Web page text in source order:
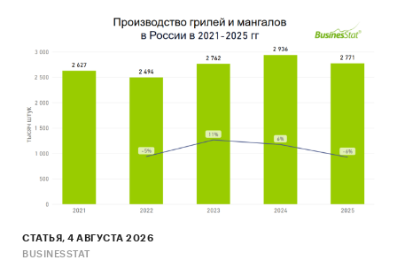
СТАТЬЯ, 4 АВГУСТА 2026
BUSINESSTAT